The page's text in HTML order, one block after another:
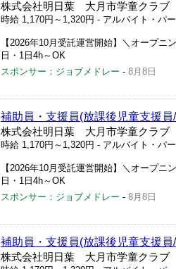
株式会社明日葉 大月市学童クラ
時給 1,170円～1,320円 - アルバイト・パー
【2026年10月受託運営開始】＼オープ
日・1日4h～OK
スポンサー：ジョブメドレー - 8月8日
補助員・支援員(放課後児童支援
株式会社明日葉 大月市学童クラブ
時給 1,170円～1,320円 - アルバイト・パー
【2026年10月受託運営開始】＼オープ
日・1日4h～OK
スポンサー：ジョブメドレー - 8月8日
補助員・支援員(放課後児童支援
株式会社明日葉 大月市学童クラブ